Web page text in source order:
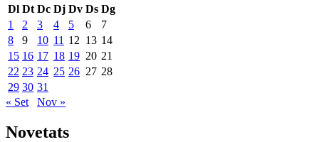
Dl Dt Dc Dj Dv Ds Dg
1
2 3 4 5 6
7
8
9 10 11 12 13 14
15 16 17 18 19 20 21
22 23 24 25 26 27 28
29 30 31
« Set
Nov »
Novetats